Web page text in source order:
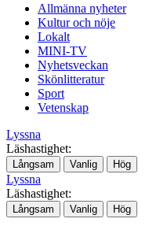
Allmänna nyheter
Kultur och nöje
Lokalt
MINI-TV
Nyhetsveckan
Skönlitteratur
Sport
Vetenskap
Lyssna
Läshastighet:
Långsam Vanlig Hög
Lyssna
Läshastighet:
Långsam Vanlig Hög